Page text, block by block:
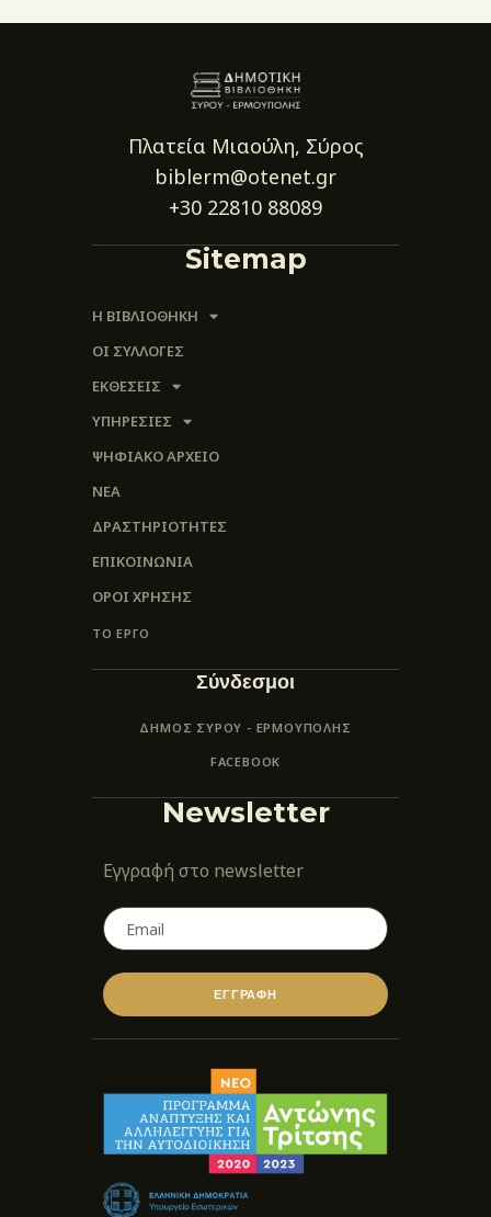
Πλατεία Μιαούλη, Σύρος
biblerm@otenet.gr
+30 22810 88089
Sitemap
Η ΒΙΒΛΙΟΘΗΚΗ
ΟΙ ΣΥΛΛΟΓΈΣ
ΕΚΘΕΣΕΙΣ
ΥΠΗΡΕΣΙΕΣ
ΨΗΦΙΑΚΌ ΑΡΧΕΊΟ
ΝΕΑ
ΔΡΑΣΤΗΡΙΟΤΗΤΕΣ
ΕΠΙΚΟΙΝΩΝΊΑ
ΌΡΟΙ ΧΡΉΣΗΣ
ΤΟ ΕΡΓΟ
Σύνδεσμοι
ΔΗΜΟΣ ΣΥΡΟΥ - ΕΡΜΟΎΠΟΛΗΣ
FACEBOOK
Newsletter
Εγγραφή στο newsletter
ΕΓΓΡΑΦΗ